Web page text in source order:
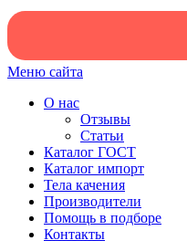
Меню сайта
О нас
Отзывы
Статьи
Каталог ГОСТ
Каталог импорт
Тела качения
Производители
Помощь в подборе
Контакты